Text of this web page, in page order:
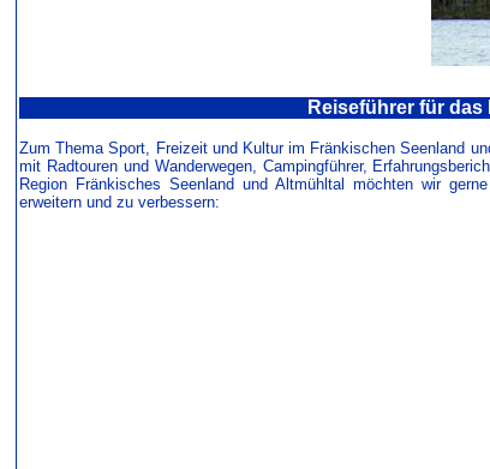
Reiseführer für das
Zum Thema Sport, Freizeit und Kultur im Fränkischen Seenland
mit Radtouren und Wanderwegen, Campingführer,
Region Fränkisches Seenland und Altmühltal möchten wir
erweitern und zu verbessern: